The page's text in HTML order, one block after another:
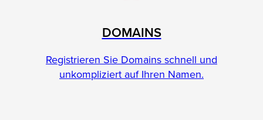
DOMAINS
Registrieren Sie Domains schnell und
unkompliziert auf Ihren Namen.